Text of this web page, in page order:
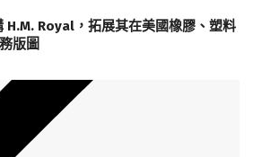
Royal，拓展其在美國橡膠、塑料
版圖